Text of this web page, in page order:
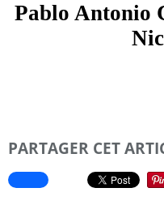
Pablo Antonio
PARTAGER CET